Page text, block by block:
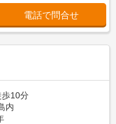
電話で問合せ
歩10分
内